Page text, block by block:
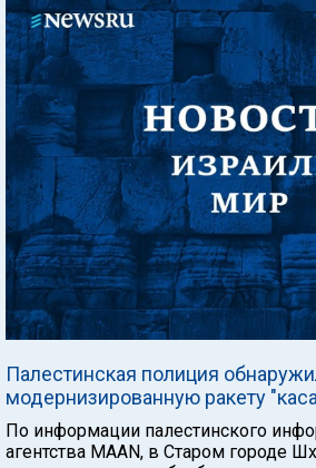
Палестинская полиция
модернизированную ракету
По информации палестинского
агентства MAAN, в Старом городе